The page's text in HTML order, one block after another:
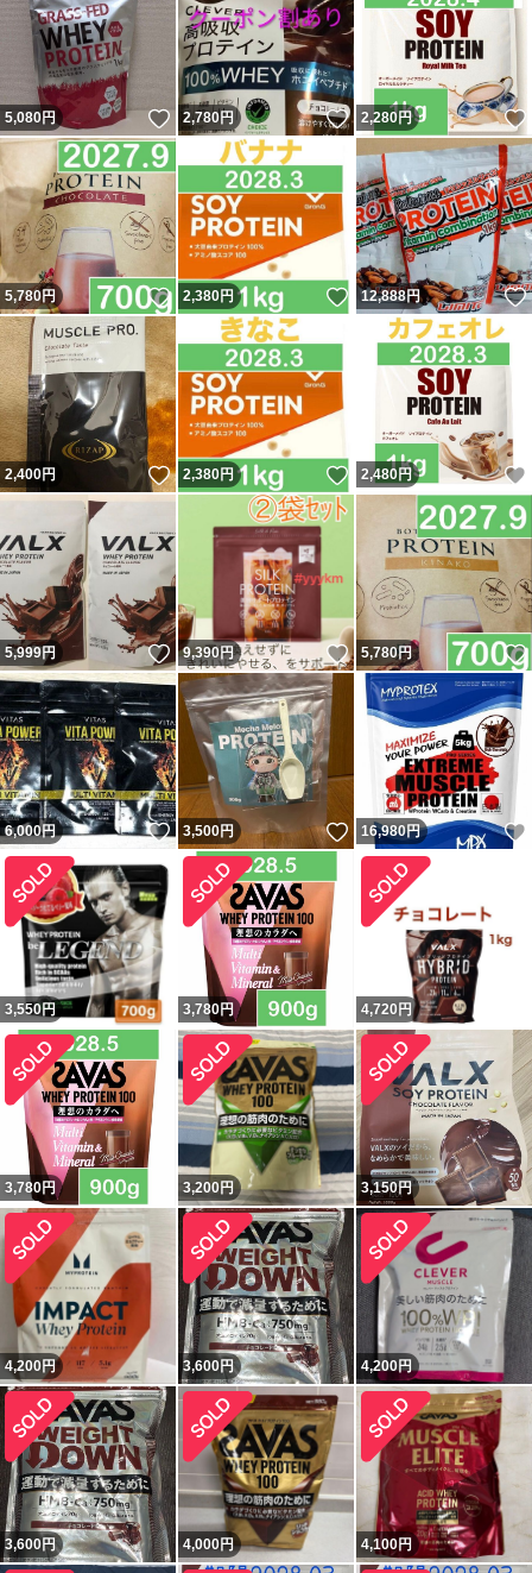
5,080円 いいね！
2,780円 いいね！
2,280円
5,780円 いいね！
2,380円 いいね！
12,888円
2,400円 いいね！
2,380円 いいね！
2,480円
5,999円 いいね！
9,390円 いいね！
5,780円
6,000円 いいね！
3,500円 いいね！
16,980円
3,550円 3,780円 4,720 円
3,780円 3,200円 3,150円
4,200円 3,600円 4,200円
3,600円 4,000円 4,100円